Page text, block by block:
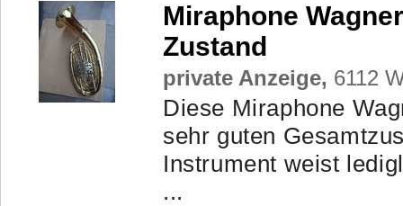
Miraphone
Zustand
private Anzeige, 6112
Diese Miraphone
sehr guten
Instrument weist
...